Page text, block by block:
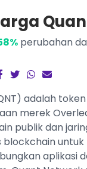
perubahan
adalah
merek
publik dan
blockchain untuk
aplikasi